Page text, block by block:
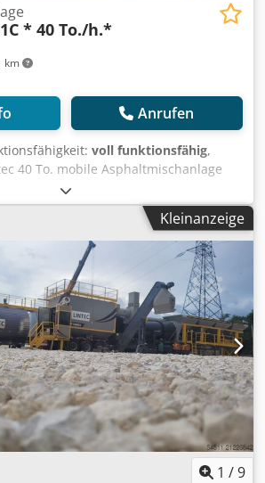
km
* 40 To./h.*
Anrufen
voll funktionsfähig,
40 To. mobile Asphaltmischanlage
Zustand: Neu Kapazität: 40 To./h.
Kleinanzeige
1 /9